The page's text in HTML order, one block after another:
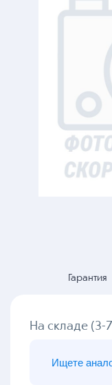
Гарантия
На складе (3-
Ищете